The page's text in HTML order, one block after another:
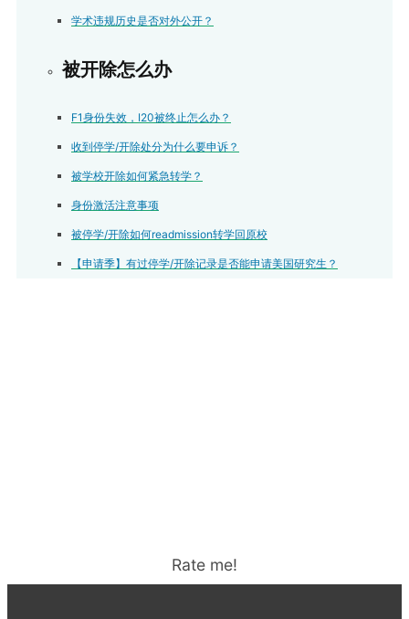
学术违规历史是否对外公开？
被开除怎么办
F1身份失效，I20被终止怎么办？
收到停学/开除处分为什么要申诉？
被学校开除如何紧急转学？
身份激活注意事项
被停学/开除如何readmission转学回原校
【申请季】有过停学/开除记录是否能申请美国研究生？
Rate me!